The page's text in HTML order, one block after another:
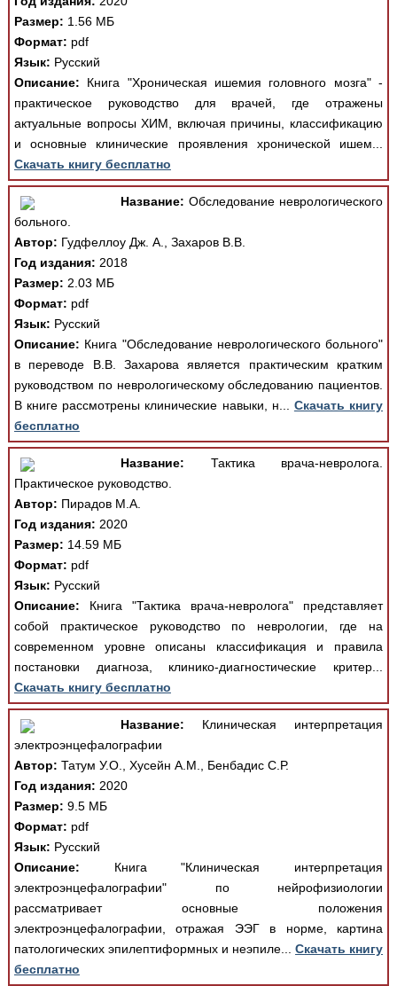
Размер: 1.56 МБ
Формат: pdf
Язык: Русский
Описание: Книга "Хроническая ишемия головного мозга" -
практическое руководство для врачей, где отражены
актуальные вопросы ХИМ, включая причины, классификацию
и основные клинические проявления хронической ишем...
Скачать книгу бесплатно
Название: Обследование неврологического
больного.
Автор: Гудфеллоу Дж. А., Захаров В.В.
Год издания: 2018
Размер: 2.03 МБ
Формат: pdf
Язык: Русский
Описание: Книга "Обследование неврологического больного"
в переводе В.В. Захарова является практическим кратким
руководством по неврологическому обследованию пациентов.
В книге рассмотрены клинические навыки, н... Скачать книгу
бесплатно
Название: Тактика врача-невролога.
Практическое руководство.
Автор: Пирадов М.А.
Год издания: 2020
Размер: 14.59 МБ
Формат: pdf
Язык: Русский
Описание: Книга "Тактика врача-невролога" представляет
собой практическое руководство по неврологии, где на
современном уровне описаны классификация и правила
постановки диагноза, клинико-диагностические критер...
Скачать книгу бесплатно
Название: Клиническая интерпретация
электроэнцефалографии
Автор: Татум У.О., Хусейн А.М., Бенбадис С.Р.
Год издания: 2020
Размер: 9.5 МБ
Формат: pdf
Язык: Русский
Описание: Книга "Клиническая интерпретация
электроэнцефалографии" по нейрофизиологии
рассматривает основные положения
электроэнцефалографии, отражая ЭЭГ в норме, картина
патологических эпилептиформных и неэпиле...Скачать книгу
бесплатно